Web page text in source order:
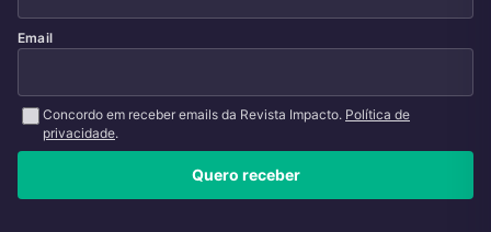
Email
Concordo em receber emails da Revista Impacto. Política de
privacidade.
Quero receber